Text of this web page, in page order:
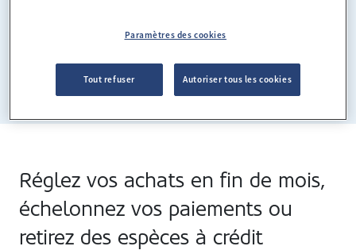
Réglez vos achats en fin de mois,
échelonnez vos paiements ou
retirez des espèces à crédit
Paramètres des cookies
Tout refuser Autoriser tous les cookies